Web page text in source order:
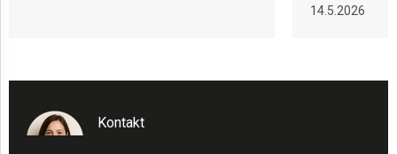
14.5.2026
Kontakt